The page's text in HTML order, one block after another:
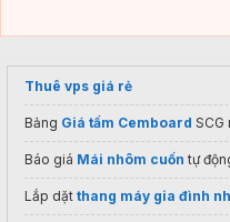
Thuê vps giá rẻ
Bảng Giá tấm Cemboard SCG
Báo giá Mái nhôm cuốn tự
Lắp dặt thang máy gia đình